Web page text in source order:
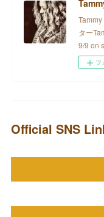
ター
9/9 on
フ
Official SNS